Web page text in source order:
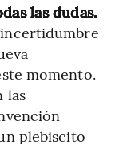
las dudas.
momento.
las
plebiscito